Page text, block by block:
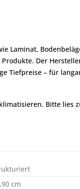
Laminat,
Der
– für
Bitte
cm